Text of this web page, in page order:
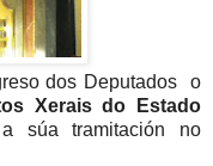
dos Deputados o
Xerais do Estado
súa tramitación no